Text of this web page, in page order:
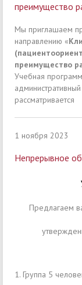
преимущество
Мы приглашаем
направлению «
преимущество
Учебная
рассматривается
1 ноября 2023
Непрерывное
Предлагаем
1. Группа 5